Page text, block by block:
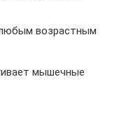
возрастным
мышечные